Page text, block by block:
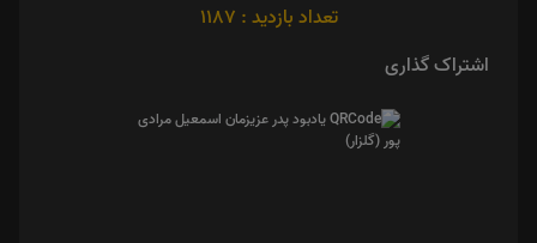
تعداد بازدید : 1187
اشتراک گذاری